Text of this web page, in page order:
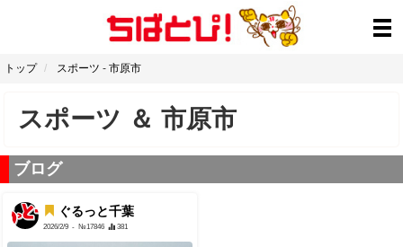
トップ スポーツ - 市原市
スポーツ ＆ 市原市
ブログ
ぐるっと千葉
2026/2/9 - №17846 381